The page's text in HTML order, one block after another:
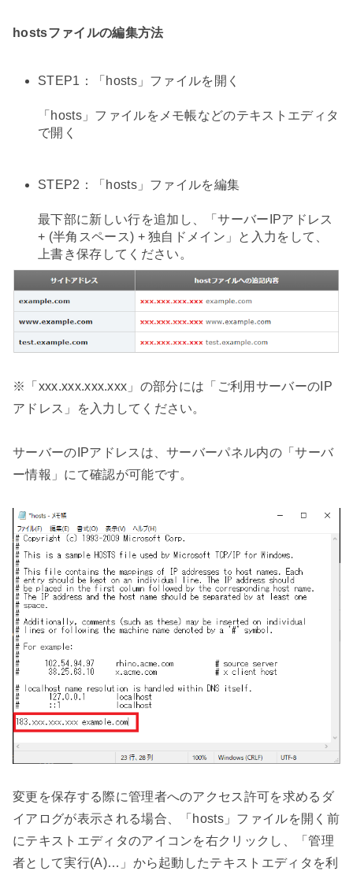
hostsファイルの編集方法
STEP1：「hosts」ファイルを開く
「hosts」ファイルをメモ帳などのテキストエディタ
で開く
STEP2：「hosts」ファイルを編集
最下部に新しい行を追加し、「サーバーIPアドレス
+ (半角スペース) + 独自ドメイン」と入力をして、
上書き保存してください。
※「xxx.xxx.xxx.xxx」の部分には「ご利用サーバーのIP
アドレス」を入力してください。
サーバーのIPアドレスは、サーバーパネル内の「サーバ
ー情報」にて確認が可能です。
変更を保存する際に管理者へのアクセス許可を求めるダ
イアログが表示される場合、「hosts」ファイルを開く前
にテキストエディタのアイコンを右クリックし、「管理
者として実行(A)…」から起動したテキストエディタを利